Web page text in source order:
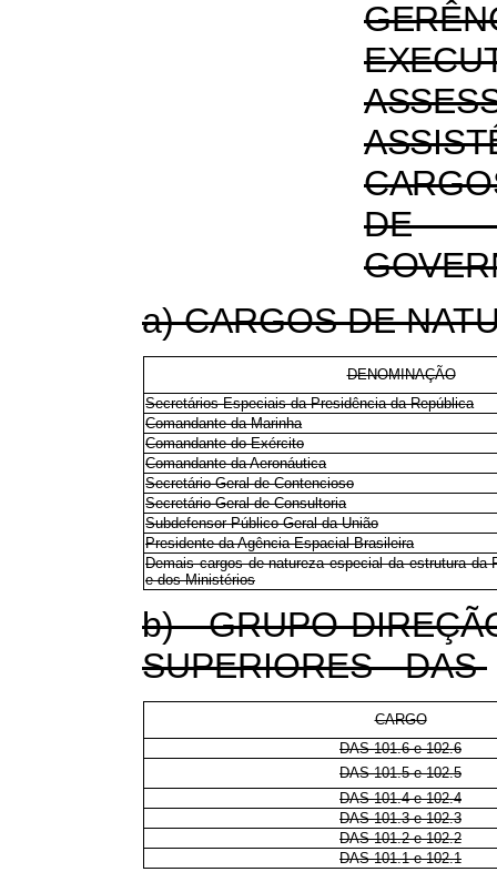
DE
a) CARGOS DE
DENOMINAÇÃO
Secretários Especiais da Presidência da República
Comandante da Marinha
Comandante do Exército
Comandante da Aeronáutica
Secretário-Geral de Contencioso
Secretário-Geral de Consultoria
Subdefensor Público Geral da União
Presidente da Agência Espacial Brasileira
Demais cargos de natureza especial da estrutura da
e dos Ministérios
b) GRUPO-
SUPERIORES - DAS
CARGO
DAS 101.6 e 102.6
DAS 101.5 e 102.5
DAS 101.4 e 102.4
DAS 101.3 e 102.3
DAS 101.2 e 102.2
DAS 101.1 e 102.1